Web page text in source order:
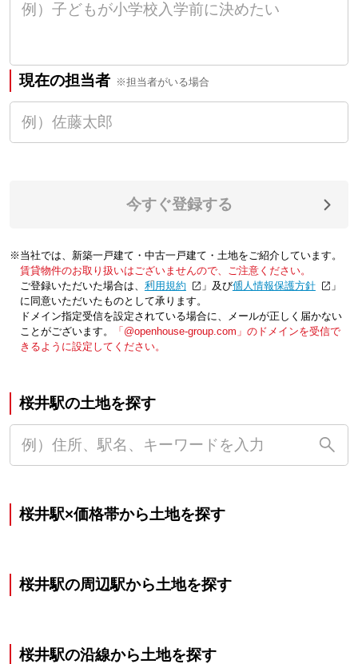
現在の担当者 ※担当者がいる場合
今すぐ登録する
※当社では、新築一戸建て・中古一戸建て・土地をご紹介しています。
賃貸物件のお取り扱いはございませんので、ご注意ください。
ご登録いただいた場合は、「利用規約 」及び「個人情報保護方針
」
に同意いただいたものとして承ります。
ドメイン指定受信を設定されている場合に、メールが正しく届かない
ことがございます。
「@openhouse-group.com」のドメインを受信で
きるように設定してください。
桜井駅の土地を探す
桜井駅×価格帯から土地を探す
桜井駅の周辺駅から土地を探す
桜井駅の沿線から土地を探す